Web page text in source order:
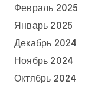
Февраль 2025
Январь 2025
Декабрь 2024
Ноябрь 2024
Октябрь 2024